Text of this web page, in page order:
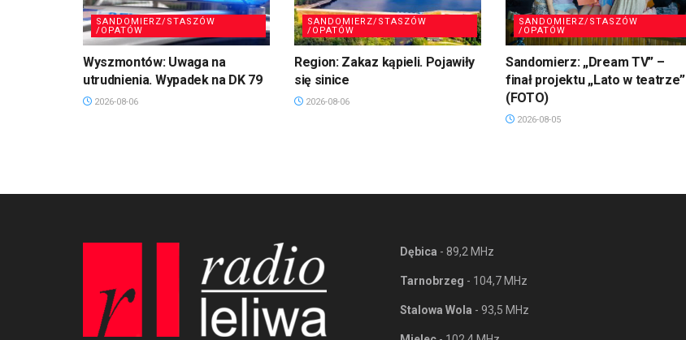
SANDOMIERZ/STASZÓW
/OPATÓW
Wyszmontów: Uwaga na
utrudnienia. Wypadek na DK 79
2026-08-06
SANDOMIERZ/STASZÓW
/OPATÓW
Region: Zakaz kąpieli. Pojawiły
się sinice
2026-08-06
SANDOMIERZ/STASZÓW
/OPATÓW
Sandomierz: „Dream TV” –
finał projektu „Lato w teatrze”
(FOTO)
2026-08-05
Dębica - 89,2 MHz
Tarnobrzeg - 104,7 MHz
Stalowa Wola - 93,5 MHz